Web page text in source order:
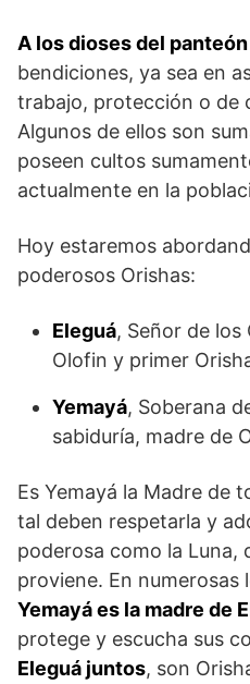
A los dioses del
bendiciones, ya sea en
trabajo, protección o de
Algunos de ellos son
poseen cultos
actualmente en la
Hoy estaremos
poderosos Orishas:
Eleguá, Señor de los
Olofin y primer
Yemayá, Soberana
sabiduría, madre de
Es Yemayá la Madre de
tal deben respetarla y
poderosa como la Luna,
proviene. En numerosas
Yemayá es la madre de
protege y escucha sus
Eleguá juntos, son